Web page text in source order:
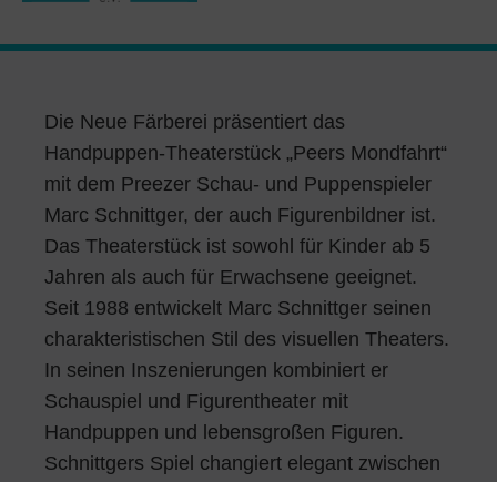
Die Neue Färberei präsentiert das
Handpuppen-Theaterstück „Peers Mondfahrt“
mit dem Preezer Schau- und Puppenspieler
Marc Schnittger, der auch Figurenbildner ist.
Das Theaterstück ist sowohl für Kinder ab 5
Jahren als auch für Erwachsene geeignet.
Seit 1988 entwickelt Marc Schnittger seinen
charakteristischen Stil des visuellen Theaters.
In seinen Inszenierungen kombiniert er
Schauspiel und Figurentheater mit
Handpuppen und lebensgroßen Figuren.
Schnittgers Spiel changiert elegant zwischen